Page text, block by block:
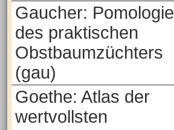
Gaucher: Pomologie
des praktischen
Obstbaumzüchters
(gau)
Goethe: Atlas der
wertvollsten